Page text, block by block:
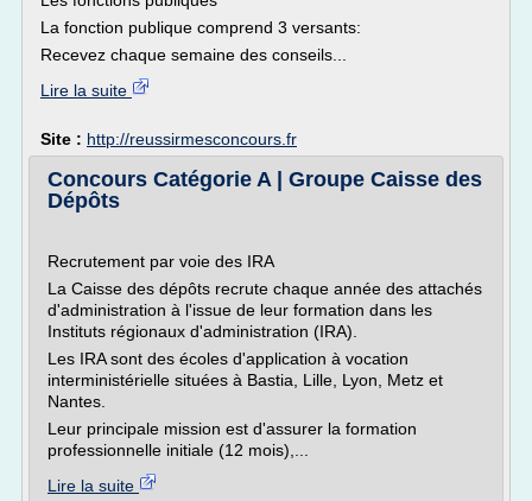
La fonction publique comprend 3 versants:
Recevez chaque semaine des conseils...
Lire la suite
Site : http://reussirmesconcours.fr
Concours Catégorie A | Groupe Caisse des
Dépôts
Recrutement par voie des IRA
La Caisse des dépôts recrute chaque année des attachés
d'administration à l'issue de leur formation dans les
Instituts régionaux d'administration (IRA).
Les IRA sont des écoles d'application à vocation
interministérielle situées à Bastia, Lille, Lyon, Metz et
Nantes.
Leur principale mission est d'assurer la formation
professionnelle initiale (12 mois),...
Lire la suite